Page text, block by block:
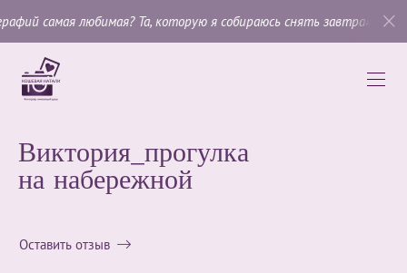
Та, которую я собираюсь снять завтра», —Имоджен
Виктория_прогулка
на набережной
Оставить отзыв